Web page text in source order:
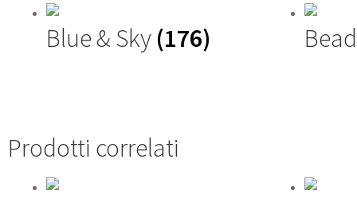
Blue & Sky (176)
Prodotti correlati